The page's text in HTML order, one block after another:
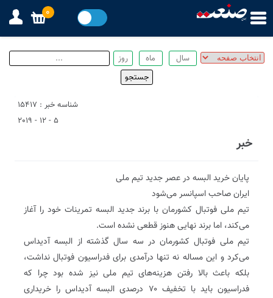
شناسه خبر : 15417
5 - 12 - 2019
خبر
پایان خرید البسه در عصر جدید تیم ملی
ایران صاحب اسپانسر می‌شود
تیم ملی فوتبال کشورمان با برند جدید البسه تمرینات خود را آغاز
می‌کند، اما برند نهایی هنوز قطعی نشده است.
تیم ملی فوتبال کشورمان در سه سال گذشته از البسه آدیداس
می‌کرد و این مساله نه تنها درآمدی برای فدراسیون فوتبال نداشت،
بلکه باعث بالا رفتن هزینه‌های تیم ملی نیز شده بود چرا که
فدراسیون باید با تخفیف ۷۰ درصدی البسه آدیداس را خریداری
0